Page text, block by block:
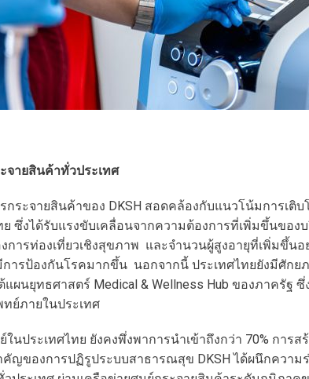
จายสินค้าทั่วประเทศ
กระจายสินค้าของ DKSH สอดคล้องกับแนวโน้มการเติ
ซึ่งได้รับแรงขับเคลื่อนจากความต้องการที่เพิ่มขึ้นขอ
ารท่องเที่ยวเชิงสุขภาพ และจำนวนผู้สูงอายุที่เพิ่มขึ้นอ
การป้องกันโรคมากขึ้น นอกจากนี้ ประเทศไทยยังมีศัก
แผนยุทธศาสตร์ Medical & Wellness Hub ของภาครัฐ
ย์ภายในประเทศ
นประเทศไทย ยังคงพึ่งพาการนำเข้าถึงกว่า 70% การ
คัญของการปฏิรูประบบสาธารณสุข DKSH ได้ผนึกควา